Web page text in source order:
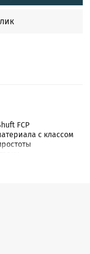
FCP
с классом